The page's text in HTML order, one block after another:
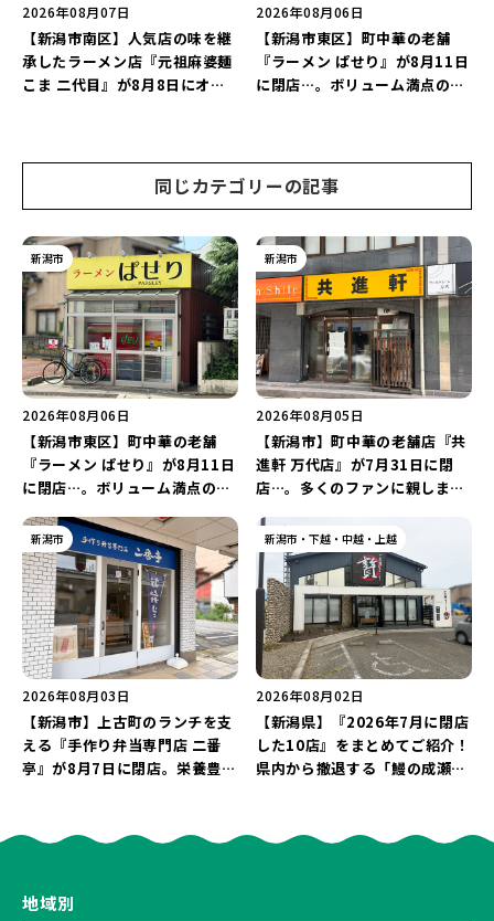
2026年08月07日
【新潟市南区】人気店の味を継
承したラーメン店『元祖麻婆麺
こま 二代目』が8月8日にオー
2026年08月06日
【新潟市東区】町中華の老舗
『ラーメン ぱせり』が8月11日
に閉店…。ボリューム満点の名
同じカテゴリーの記事
新潟市
2026年08月06日
【新潟市東区】町中華の老舗
『ラーメン ぱせり』が8月11日
に閉店…。ボリューム満点の名
新潟市
2026年08月05日
【新潟市】町中華の老舗店『共
進軒 万代店』が7月31日に閉
店…。多くのファンに親しまれ
新潟市
2026年08月03日
【新潟市】上古町のランチを支
える『手作り弁当専門店 二番
亭』が8月7日に閉店。栄養豊富
新潟市・下越・中越・上越
2026年08月02日
【新潟県】『2026年7月に閉店
した10店』をまとめてご紹介！
県内から撤退する「鰻の成瀬」
地域別